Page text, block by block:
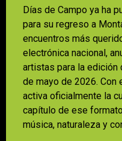
Días de Campo ya ha
para su regreso a
encuentros más
electrónica nacional,
artistas para la edición
de mayo de 2026. Con
activa oficialmente la
capítulo de ese
música, naturaleza y